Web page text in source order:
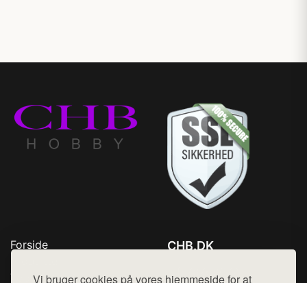
Vi bruger cookies på vores hjemmeside for at
Forside
Top Rabatter
CHB.DK